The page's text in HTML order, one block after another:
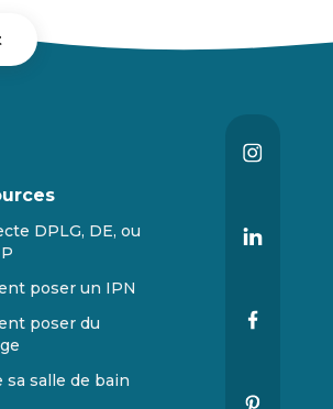
DPLG, DE, ou
poser un IPN
poser du
sa salle de bain